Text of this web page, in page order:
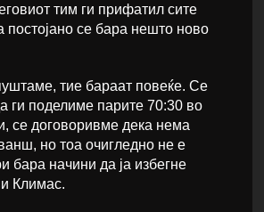
тим ги прифатил сите
постојано се бара нешто ново
тие бараат повеќе. Се
ги поделиме парите 70:30 во
се договоривме дека нема
но тоа очигледно не е
бара начини да ја избегне
Климас.